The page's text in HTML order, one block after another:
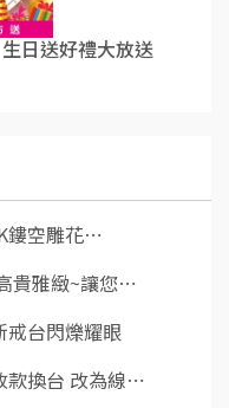
日送好禮大放送
鏤空雕花⋯
貴雅緻~讓您⋯
戒台閃爍耀眼
款換台 改為線⋯